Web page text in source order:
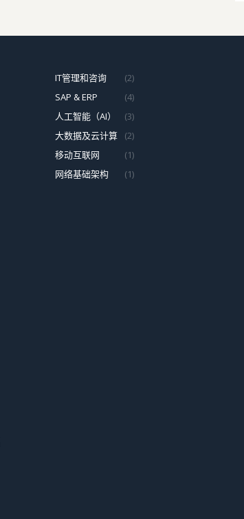
IT管理和咨询
(2)
SAP & ERP
(4)
人工智能（AI）
(3)
大数据及云计算
(2)
移动互联网
(1)
网络基础架构
(1)